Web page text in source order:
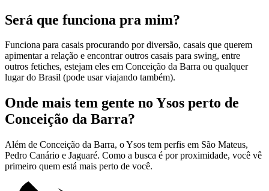
Será que funciona pra mim?
Funciona para casais procurando por diversão, casais que querem
apimentar a relação e encontrar outros casais para swing, entre
outros fetiches, estejam eles em Conceição da Barra ou qualquer
lugar do Brasil (pode usar viajando também).
Onde mais tem gente no Ysos perto de
Conceição da Barra?
Além de Conceição da Barra, o Ysos tem perfis em São Mateus,
Pedro Canário e Jaguaré. Como a busca é por proximidade, você vê
primeiro quem está mais perto de você.